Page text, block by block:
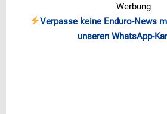
Werbung
Verpasse keine Enduro-News
unseren WhatsApp-